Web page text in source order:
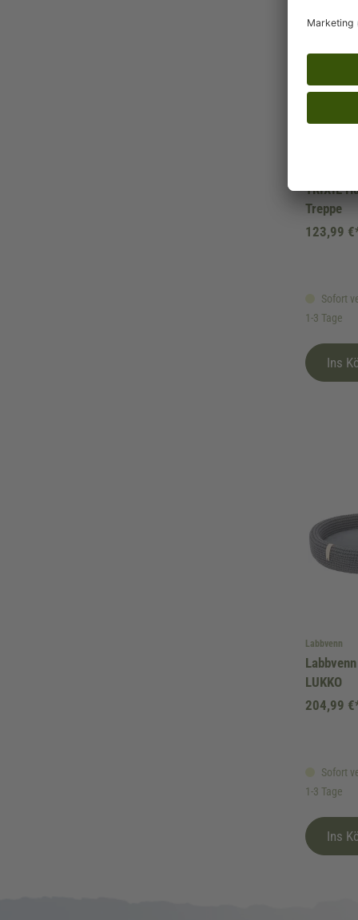
TRIXIE
Treppe
Sofort
1-3 Tage
123,99
Ins
Labbvenn
LUKKO
Sofort
1-3 Tage
204,99
Ins